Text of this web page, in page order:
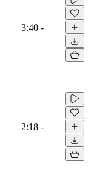
3:40 -
2:18 -